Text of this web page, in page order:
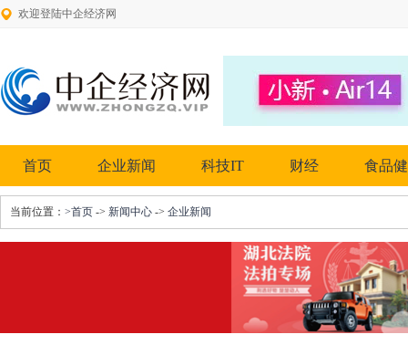
欢迎登陆中企经济网
首页 企业新闻 科技IT 财经 食品
当前位置： >首页 -> 新闻中心 -> 企业新闻